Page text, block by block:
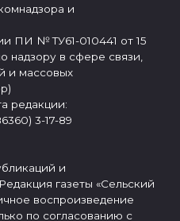
и
ПИ № ТУ61-010441 от 15
надзору в сфере связи,
и массовых
редакции:
3-17-89
и
газеты «Сельский
воспроизведение
по согласованию с